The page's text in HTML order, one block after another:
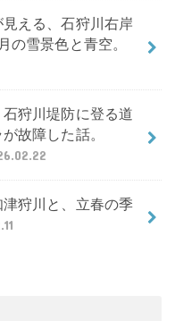
える、石狩川右岸
の雪景色と青空。
石狩川堤防に登る道
故障した話。
狩川と、立春の季